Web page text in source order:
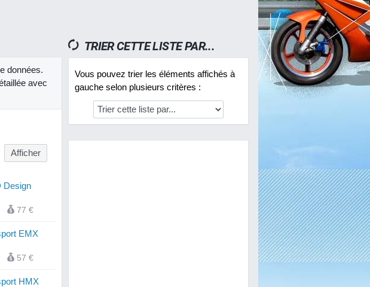
données.
avec
Design
77 €
EMX
57 €
HMX
TRIER CETTE LISTE PAR...
Vous pouvez trier les éléments affichés à
gauche selon plusieurs critères :